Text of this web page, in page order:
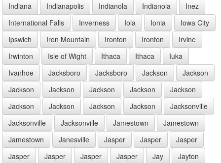
Indiana
Indianapolis Indianola Indianola
Inez
International Falls
Inverness Iola Ionia
Iowa City
Ipswich
Iron Mountain Ironton Ironton
Irvine
Irwinton
Isle of Wight Ithaca Ithaca
Iuka
Ivanhoe
Jacksboro Jacksboro Jackson
Jackson
Jackson
Jackson Jackson Jackson
Jackson
Jackson
Jackson Jackson Jackson
Jacksonville
Jacksonville
Jacksonville Jamestown
Jamestown
Jamestown
Janesville Jasper Jasper
Jasper
Jasper
Jasper Jasper Jasper Jay Jayton